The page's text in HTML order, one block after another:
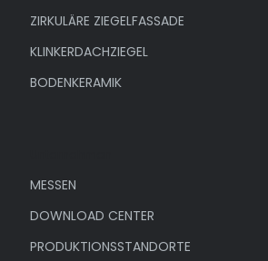
ZIRKULÄRE ZIEGELFASSADE
KLINKERDACHZIEGEL
BODENKERAMIK
MESSEN
DOWNLOAD CENTER
PRODUKTIONSSTANDORTE